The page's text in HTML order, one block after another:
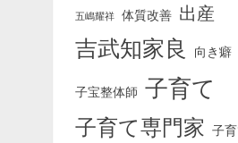
五嶋耀祥 体質改善 出産
吉武知家良 向き癖
子宝整体師 子育て
子育て専門家 子